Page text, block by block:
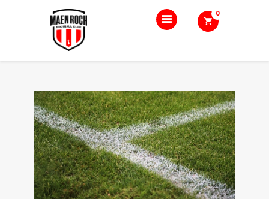
0
Accueil
Le club
Nos équipes
Boutique
Blog